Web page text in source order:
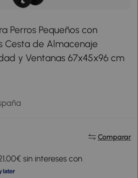
Perros Pequeños con
Cesta de Almacenaje
y Ventanas 67x45x96 cm
Comparar
sin intereses con